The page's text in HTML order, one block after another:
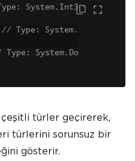
System.Int3
// Type: System.
System.Do
türler geçirerek,
türlerini sorunsuz bir
gösterir.